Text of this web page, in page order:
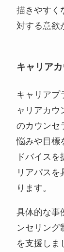
描きやすく
対する意欲
キャリア
キャリアプ
ャリアカウ
のカウンセ
悩みや目標
ドバイス
リアパス
ります。
具体的な事
ンセリング
を支援しま